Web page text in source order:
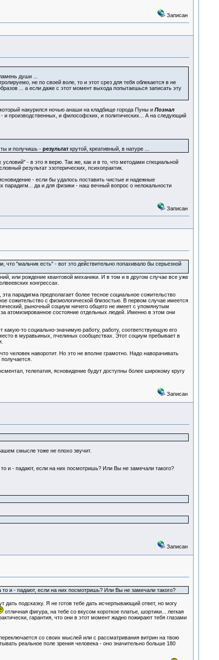
Записан
души ...
не по своей воле, то и этот срез для тебя облекается в не
... а если даже с этот момент выхода попытаешься записать эту
накурился ночью анаши на кладбище города Пуны и Познал
и производственных, и философских, и политических... А на следующий
ты и получишь - результаткрутой, креативный, в натуре ...
- в это я верю. Так же, как и в то, что методами специальной
результат эзотерических, психопрактик.
- если бы удалось поставить чистые и надежные
парадигм... да и для физики - наш вечный вопрос о нелокальности
Записан
"мальчик есть" - вот это действительно попахивало бы серьезной
или рождение квантовой механики. И в том и в другом случае все уже
конгрессах.
парадигма предполагает более тесное социальное сожительство
сожительство с физиологической близостью. В первом случае имеется
рыночный социум ничего общего не имеет с упомянутым
атомизированное состояние отдельных людей. Именно в этом они
то социально-значимую работу, работу, соответствующую его
в муравьиных, пчелиных сообществах. Этот социум пребывает в
человек наворотит. Но это не вполне грамотно. Надо наворачивать
телепатия, ясновидение будут доступны более широкому кругу
Записан
смысле тоже не плохо звучит.
и - падают, если на них посмотришь? Или Вы не замечали такого?
Записан
и - падают, если на них посмотришь? Или Вы не замечали такого?
подсказку. Я не готов тебе дать исчерпывающий ответ, но могу
отличная фигура, на тебе со вкусом короткое платье, шортики... легкая
гарантия, что они в этот момент жадно пожирают тебя глазами
со своих мыслей или с рассматривания витрин на твою
реальное поле зрения человека - оно значительно больше 180